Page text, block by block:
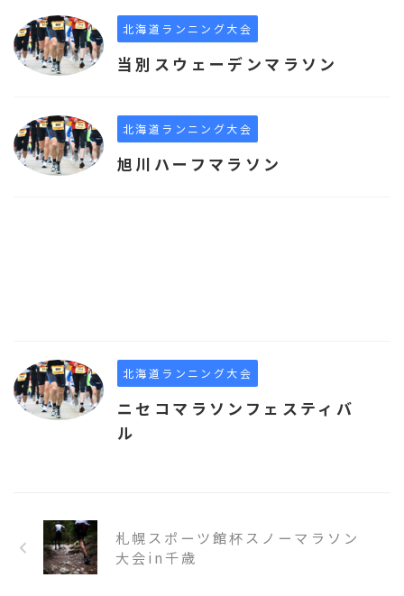
北海道ランニング大会
当別スウェーデンマラソン
北海道ランニング大会
旭川ハーフマラソン
北海道ランニング大会
ニセコマラソンフェスティバ
ル
札幌スポーツ館杯スノーマラソン
大会in千歳